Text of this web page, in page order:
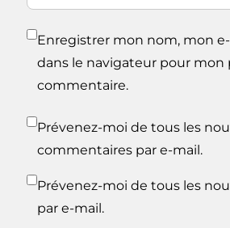
Enregistrer mon nom, mon
dans le navigateur pour mon
commentaire.
Prévenez-moi de tous les
commentaires par e-mail.
Prévenez-moi de tous les
par e-mail.